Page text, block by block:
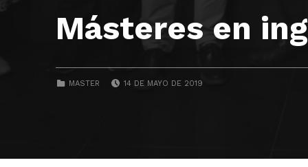
Másteres en
CATEGORIZED IN:
MASTER 14 DE MAYO DE 2019